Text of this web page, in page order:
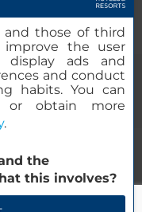
Santa Engracia,
and those of third
improve the user
display ads and
and conduct
habits. You can
or obtain more
.
the
this involves?